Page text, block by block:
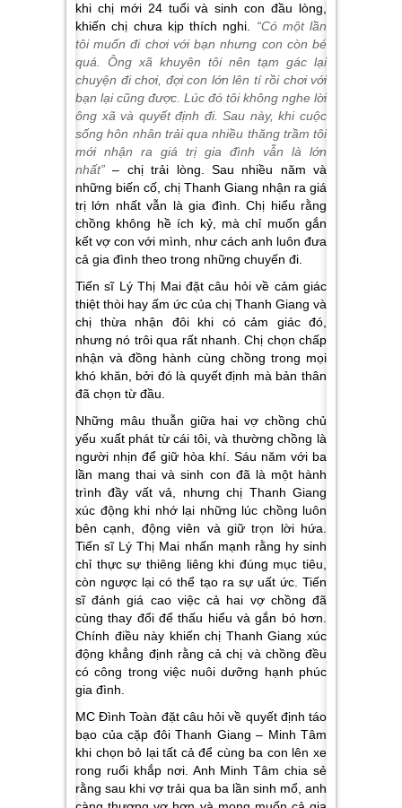
khi chị mới 24 tuổi và sinh con đầu lòng,
khiến chị chưa kịp thích nghi. “Có một lần
tôi muốn đi chơi với bạn nhưng con còn bé
quá. Ông xã khuyên tôi nên tạm gác lại
chuyện đi chơi, đợi con lớn lên tí rồi chơi với
bạn lại cũng được. Lúc đó tôi không nghe lời
ông xã và quyết định đi. Sau này, khi cuộc
sống hôn nhân trải qua nhiều thăng trầm tôi
mới nhận ra giá trị gia đình vẫn là lớn
nhất”– chị trải lòng. Sau nhiều năm và
những biến cố, chị Thanh Giang nhận ra giá
trị lớn nhất vẫn là gia đình. Chị hiểu rằng
chồng không hề ích kỷ, mà chỉ muốn gắn
kết vợ con với mình, như cách anh luôn đưa
cả gia đình theo trong những chuyến đi.
Tiến sĩ Lý Thị Mai đặt câu hỏi về cảm giác
thiệt thòi hay ấm ức của chị Thanh Giang và
chị thừa nhận đôi khi có cảm giác đó,
nhưng nó trôi qua rất nhanh. Chị chọn chấp
nhận và đồng hành cùng chồng trong mọi
khó khăn, bởi đó là quyết định mà bản thân
đã chọn từ đầu.
Những mâu thuẫn giữa hai vợ chồng chủ
yếu xuất phát từ cái tôi, và thường chồng là
người nhịn để giữ hòa khí. Sáu năm với ba
lần mang thai và sinh con đã là một hành
trình đầy vất vả, nhưng chị Thanh Giang
xúc động khi nhớ lại những lúc chồng luôn
bên cạnh, động viên và giữ trọn lời hứa.
Tiến sĩ Lý Thị Mai nhấn mạnh rằng hy sinh
chỉ thực sự thiêng liêng khi đúng mục tiêu,
còn ngược lại có thể tạo ra sự uất ức. Tiến
sĩ đánh giá cao việc cả hai vợ chồng đã
cùng thay đổi để thấu hiểu và gắn bó hơn.
Chính điều này khiến chị Thanh Giang xúc
động khẳng định rằng cả chị và chồng đều
có công trong việc nuôi dưỡng hạnh phúc
gia đình.
MC Đình Toàn đặt câu hỏi về quyết định táo
bạo của cặp đôi Thanh Giang – Minh Tâm
khi chọn bỏ lại tất cả để cùng ba con lên xe
rong ruổi khắp nơi. Anh Minh Tâm chia sẻ
rằng sau khi vợ trải qua ba lần sinh mổ, anh